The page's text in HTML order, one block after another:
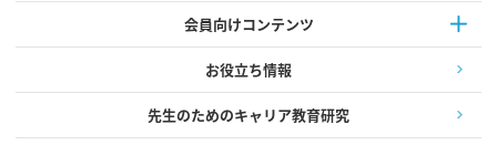
会員向けコンテンツ
お役立ち情報
先生のためのキャリア教育研究